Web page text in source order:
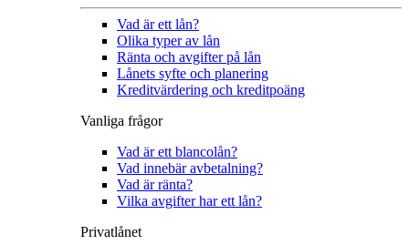
Vad är ett lån?
Olika typer av lån
Ränta och avgifter på lån
Lånets syfte och planering
Kreditvärdering och kreditpoäng
Vanliga frågor
Vad är ett blancolån?
Vad innebär avbetalning?
Vad är ränta?
Vilka avgifter har ett lån?
Privatlånet